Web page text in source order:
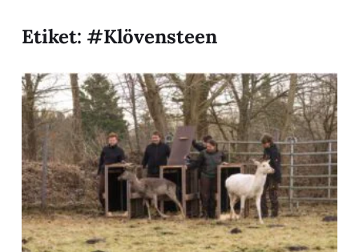
Etiket: #Klövensteen